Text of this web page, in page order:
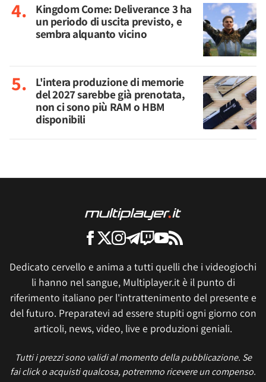
Kingdom Come: Deliverance 3 ha
un periodo di uscita previsto, e
sembra alquanto vicino
L'intera produzione di memorie
del 2027 sarebbe già prenotata,
non ci sono più RAM o HBM
disponibili
Dedicato cervello e anima a tutti quelli che i videogiochi
li hanno nel sangue, Multiplayer.it è il punto di
riferimento italiano per l'intrattenimento del presente e
del futuro. Preparatevi ad essere stupiti ogni giorno con
articoli, news, video, live e produzioni geniali.
Tutti i prezzi sono validi al momento della pubblicazione. Se
fai click o acquisti qualcosa, potremmo ricevere un compenso.